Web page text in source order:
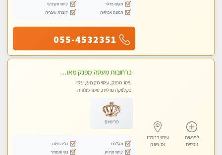
מקום פרטי
עיסוי מקצועי
תמונה אמיתית
דוברת עיברית
055-4532351
לפרטים
נוספים
עיסוי במרכז
נס ציונה
ברחובות מעסה מפנק מאוד בכל סוגי המגע אצלי תקבל שירות חם והכל באווירה רגועה ונעימה ללא מין !
עיסוי מפנק, עיסוי מקצועי, עיסוי
בקלניקה פרטית, עיסוי טנטרה
פרימיום
מקלחת
חניה חינם
עיסוי מרגיע
נקי ומסודר